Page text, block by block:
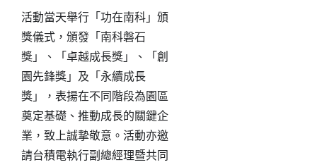
活動當天舉行「功在南科」頒
獎儀式，頒發「南科磐石
獎」、「卓越成長獎」、「創
園先鋒獎」及「永續成長
獎」，表揚在不同階段為園區
奠定基礎、推動成長的關鍵企
業，致上誠摯敬意。活動亦邀
請台積電執行副總經理暨共同